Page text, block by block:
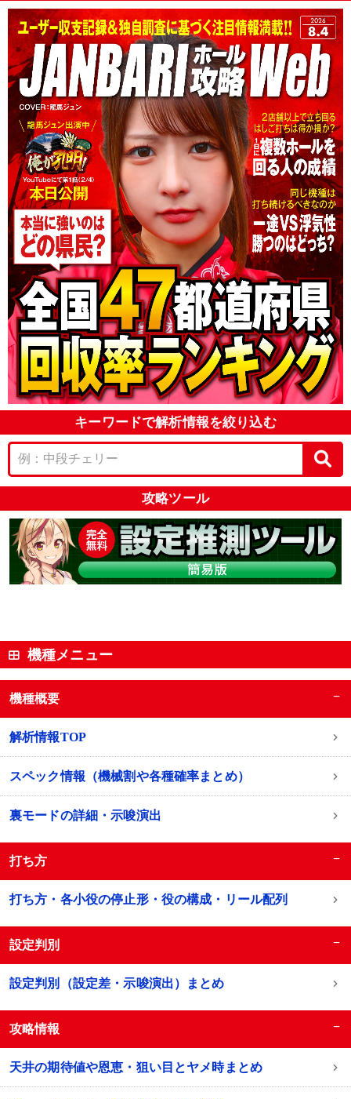
キーワードで解析情報を絞り込む
攻略ツール
機種メニュー
機種概要 −
解析情報TOP
スペック情報（機械割や各種確率まとめ）
裏モードの詳細・示唆演出
打ち方 −
打ち方・各小役の停止形・役の構成・リール配列
設定判別 −
設定判別（設定差・示唆演出）まとめ
攻略情報 −
天井の期待値や恩恵・狙い目とヤメ時まとめ